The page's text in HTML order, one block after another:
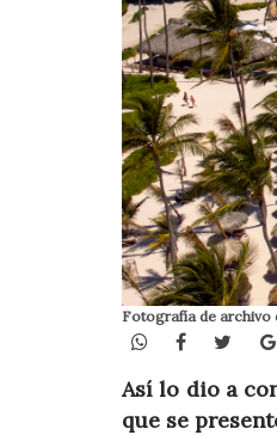
Fotografía de archivo
WhatsApp
Facebook
Así lo dio a
que se